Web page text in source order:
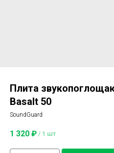
Плита
Basalt 50
SoundGuard
1 320 ₽ / 1 шт